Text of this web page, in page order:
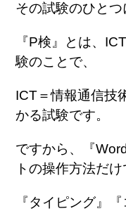
その試験のひとつ
『P検』とは、
験のことで、
ICT＝情報通信技
かる試験です。
ですから、『
トの操作方法だけ
『タイピング』